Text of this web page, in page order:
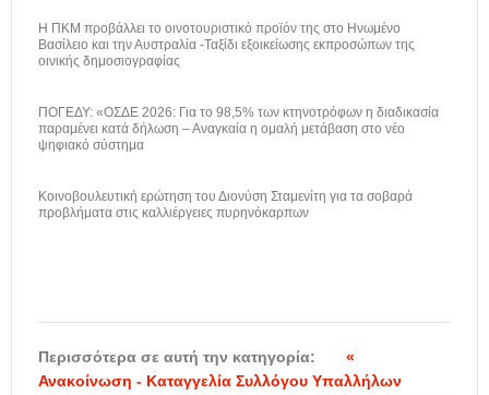
H ΠΚΜ προβάλλει το οινοτουριστικό προϊόν της στο Ηνωμένο
Βασίλειο και την Αυστραλία -Ταξίδι εξοικείωσης εκπροσώπων της
οινικής δημοσιογραφίας
ΠΟΓΕΔΥ: «ΟΣΔΕ 2026: Για το 98,5% των κτηνοτρόφων η διαδικασία
παραμένει κατά δήλωση – Αναγκαία η ομαλή μετάβαση στο νέο
ψηφιακό σύστημα
Κοινοβουλευτική ερώτηση του Διονύση Σταμενίτη για τα σοβαρά
προβλήματα στις καλλιέργειες πυρηνόκαρπων
Περισσότερα σε αυτή την κατηγορία:
«
Ανακοίνωση - Καταγγελία Συλλόγου Υπαλλήλων